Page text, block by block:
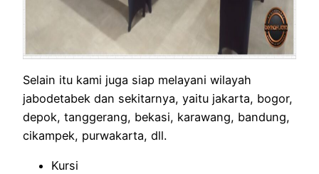
Selain itu kami juga siap melayani wilayah
jabodetabek dan sekitarnya, yaitu jakarta, bogor,
depok, tanggerang, bekasi, karawang, bandung,
cikampek, purwakarta, dll.
Kursi